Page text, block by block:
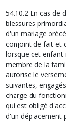
54.10.2 En cas de
blessures
d'un mariage
conjoint de fait et
lorsque cet enfant
membre de la
autorise le
suivantes,
charge du
qui est obligé
d'un déplacement